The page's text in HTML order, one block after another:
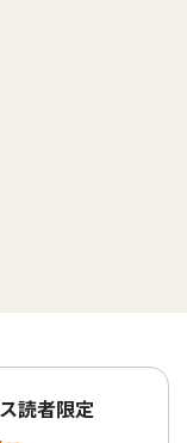
読者限定